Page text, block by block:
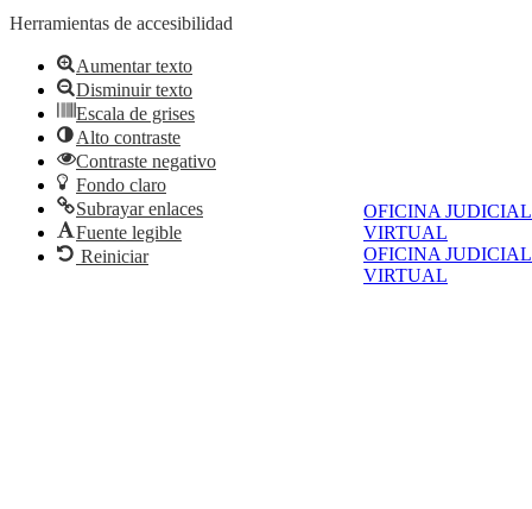
OFICINA JUDICIAL
VIRTUAL
OFICINA JUDICIAL
VIRTUAL
Herramientas de accesibilidad
Aumentar texto
Disminuir texto
Escala de grises
Alto contraste
Contraste negativo
Fondo claro
Subrayar enlaces
Fuente legible
Reiniciar